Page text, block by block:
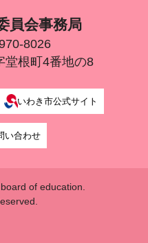
員会事務局
8026
堂根町4番地の8
いわき市公式サイト
い合わせ
of education.